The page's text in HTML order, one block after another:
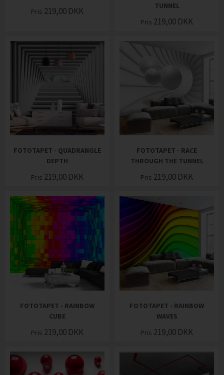
Pris 219,00 DKK
TUNNEL
Pris 219,00 DKK
FOTOTAPET - QUADRANGLE
DEPTH
Pris 219,00 DKK
FOTOTAPET - RACE
THROUGH THE TUNNEL
Pris 219,00 DKK
FOTOTAPET - RAINBOW
CUBE
Pris 219,00 DKK
FOTOTAPET - RAINBOW
WAVES
Pris 219,00 DKK